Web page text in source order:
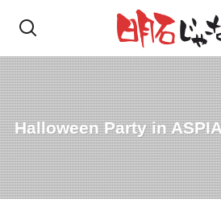
Halloween Party in